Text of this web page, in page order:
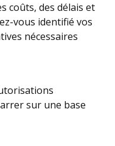
coûts, des délais et
vous identifié vos
nécessaires
sur une base